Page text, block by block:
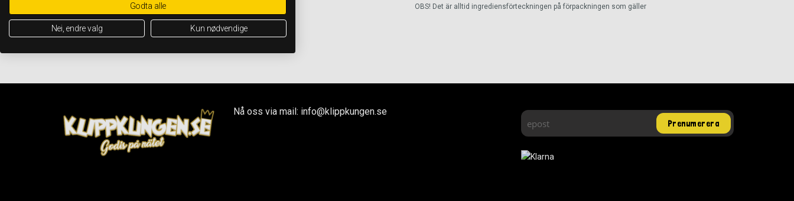
OBS! Det är alltid ingrediensförteckningen på förpackningen som gäller
Nå oss via mail: info@klippkungen.se
Godta alle
Nei, endre valg Kun nødvendige